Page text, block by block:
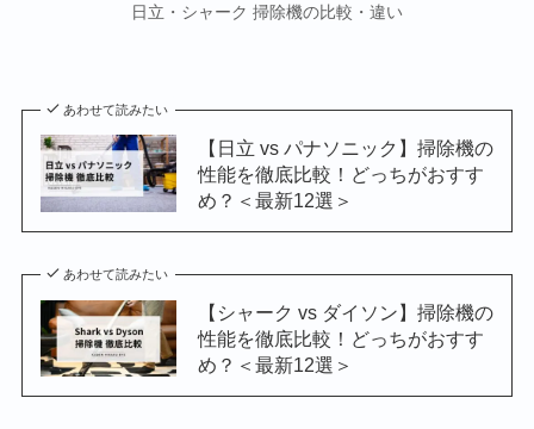
日立・シャーク 掃除機の比較・違い
あわせて読みたい
【日立 vs パナソニック】掃除機の
性能を徹底比較！どっちがおすす
め？＜最新12選＞
あわせて読みたい
【シャーク vs ダイソン】掃除機の
性能を徹底比較！どっちがおすす
め？＜最新12選＞